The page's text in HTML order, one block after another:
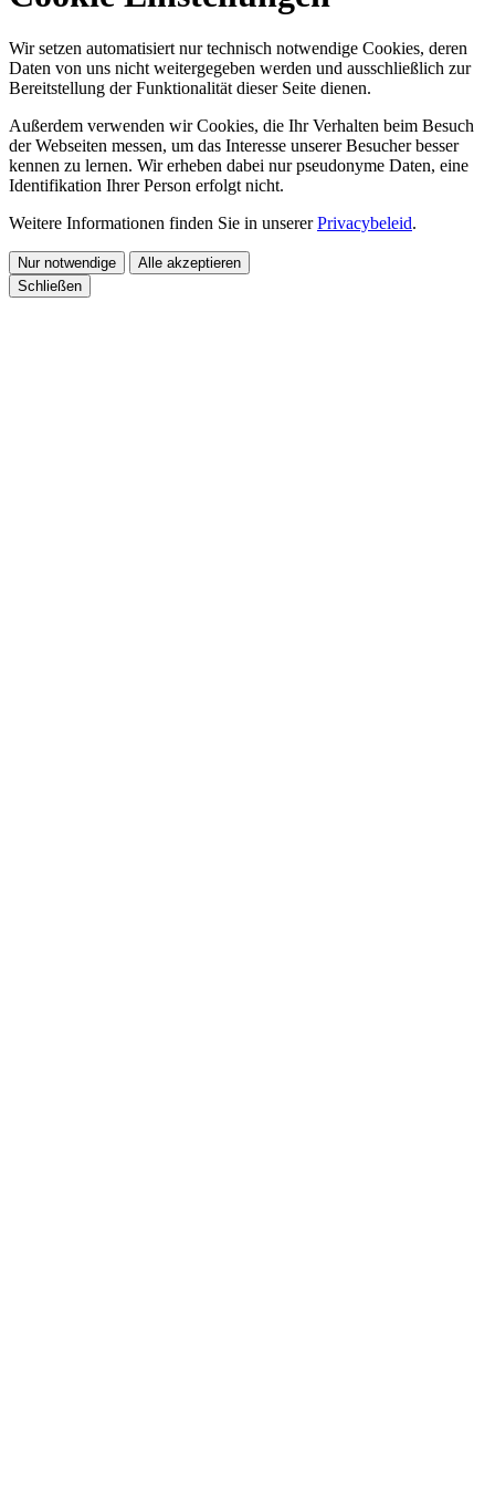
Wir setzen automatisiert nur technisch notwendige Cookies, deren
Daten von uns nicht weitergegeben werden und ausschließlich zur
Bereitstellung der Funktionalität dieser Seite dienen.
Außerdem verwenden wir Cookies, die Ihr Verhalten beim Besuch
der Webseiten messen, um das Interesse unserer Besucher besser
kennen zu lernen. Wir erheben dabei nur pseudonyme Daten, eine
Identifikation Ihrer Person erfolgt nicht.
Weitere Informationen finden Sie in unsererPrivacybeleid.
Nur notwendige
Alle akzeptieren
Schließen